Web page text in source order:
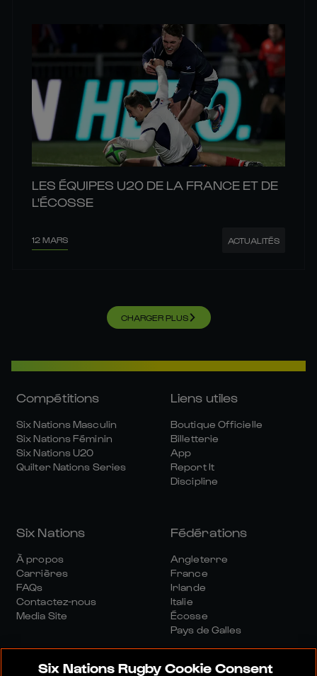
LES ÉQUIPES U20 DE LA FRANCE ET DE
L'ÉCOSSE
12 MARS ACTUALITÉS
CHARGER PLUS
Compétitions
Six Nations Masculin
Six Nations Féminin
Six Nations U20
Quilter Nations Series
Liens utiles
Boutique Officielle
Billetterie
App
Report It
Discipline
Six Nations
À propos
Carrières
FAQs
Contactez-nous
Media Site
Fédérations
Angleterre
France
Irlande
Italie
Écosse
Pays de Galles
Six Nations Rugby Cookie Consent